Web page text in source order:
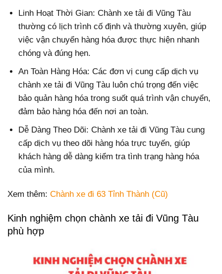
Linh Hoạt Thời Gian: Chành xe tải đi Vũng Tàu
thường có lịch trình cố định và thường xuyên, giúp
việc vận chuyển hàng hóa được thực hiện nhanh
chóng và đúng hẹn.
An Toàn Hàng Hóa: Các đơn vị cung cấp dịch vụ
chành xe tải đi Vũng Tàu luôn chú trọng đến việc
bảo quản hàng hóa trong suốt quá trình vận chuyển,
đảm bảo hàng hóa đến nơi an toàn.
Dễ Dàng Theo Dõi: Chành xe tải đi Vũng Tàu cung
cấp dịch vụ theo dõi hàng hóa trực tuyến, giúp
khách hàng dễ dàng kiểm tra tình trạng hàng hóa
của mình.
Xem thêm: Chành xe đi 63 Tỉnh Thành (Cũ)
Kinh nghiệm chọn chành xe tải đi Vũng Tàu
phù hợp